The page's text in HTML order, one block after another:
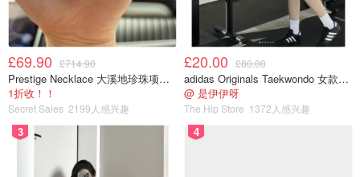
£69.90 £714.90
Prestige Necklace 大溪地珍珠项链 10-11mm
1折收！！
Secret Sales 2199人感兴趣
£20.00 £80.00
adidas Originals Taekwondo 女款黑色运动鞋
@ 是伊伊呀
The Hip Store 1372人感兴趣
3 4